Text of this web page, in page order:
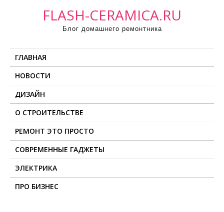
FLASH-CERAMICA.RU
Блог домашнего ремонтника
ГЛАВНАЯ
НОВОСТИ
ДИЗАЙН
О СТРОИТЕЛЬСТВЕ
РЕМОНТ ЭТО ПРОСТО
СОВРЕМЕННЫЕ ГАДЖЕТЫ
ЭЛЕКТРИКА
ПРО БИЗНЕС